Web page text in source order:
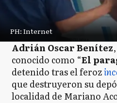
PH: Internet
Adrián Oscar Benítez
conocido como “El
detenido tras el feroz
que destruyeron su
localidad de Mariano